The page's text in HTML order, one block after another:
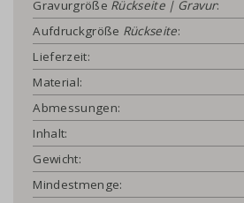
Gravurgröße Rückseite | Gravur:
Aufdruckgröße Rückseite:
Lieferzeit:
Material:
Abmessungen:
Inhalt:
Gewicht:
Mindestmenge: